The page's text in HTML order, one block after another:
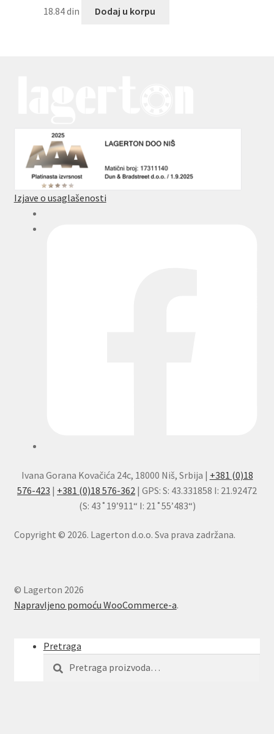
18.84din Dodaj u korpu
Izjave o usaglašenosti
Ivana Gorana Kovačića 24c, 18000 Niš, Srbija | +381 (0)18
576-423 | +381 (0)18 576-362 | GPS: S: 43.331858 I: 21.92472
(S: 43˚19’911“ I: 21˚55’483“)
Copyright © 2026. Lagerton d.o.o. Sva prava zadržana.
© Lagerton 2026
Napravljeno pomoću WooCommerce-a.
Pretraga